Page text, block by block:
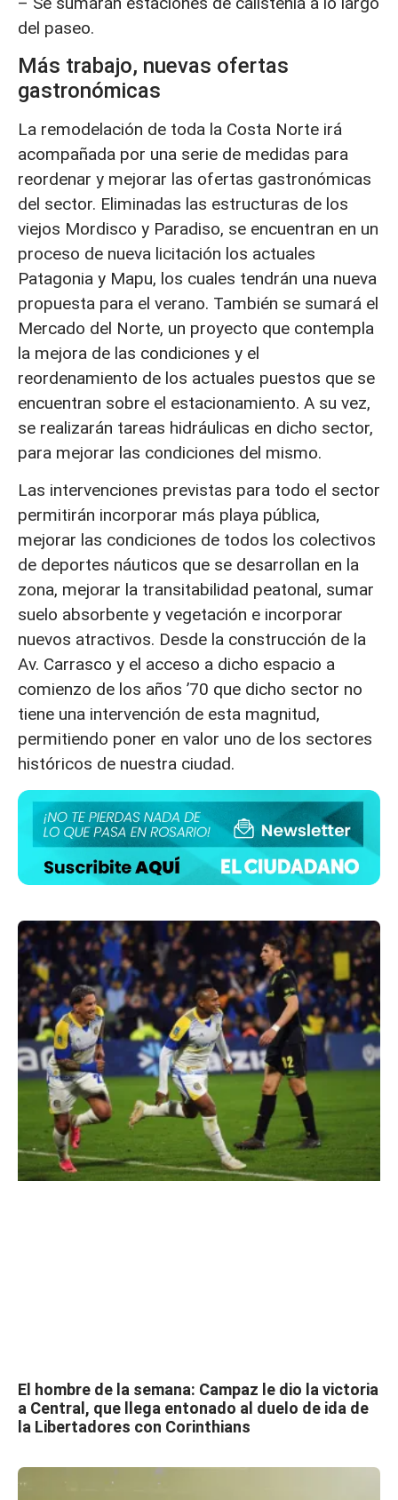
del paseo.
Más trabajo, nuevas ofertas
gastronómicas
La remodelación de toda la Costa Norte irá
acompañada por una serie de medidas para
reordenar y mejorar las ofertas gastronómicas
del sector. Eliminadas las estructuras de los
viejos Mordisco y Paradiso, se encuentran en un
proceso de nueva licitación los actuales
Patagonia y Mapu, los cuales tendrán una nueva
propuesta para el verano. También se sumará el
Mercado del Norte, un proyecto que contempla
la mejora de las condiciones y el
reordenamiento de los actuales puestos que se
encuentran sobre el estacionamiento. A su vez,
se realizarán tareas hidráulicas en dicho sector,
para mejorar las condiciones del mismo.
Las intervenciones previstas para todo el sector
permitirán incorporar más playa pública,
mejorar las condiciones de todos los colectivos
de deportes náuticos que se desarrollan en la
zona, mejorar la transitabilidad peatonal, sumar
suelo absorbente y vegetación e incorporar
nuevos atractivos. Desde la construcción de la
Av. Carrasco y el acceso a dicho espacio a
comienzo de los años ’70 que dicho sector no
tiene una intervención de esta magnitud,
permitiendo poner en valor uno de los sectores
históricos de nuestra ciudad.
El hombre de la semana: Campaz le dio la victoria
a Central, que llega entonado al duelo de ida de
la Libertadores con Corinthians